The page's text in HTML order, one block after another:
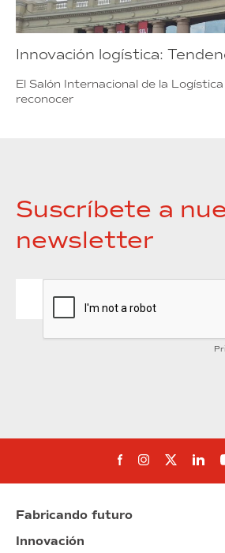
Innovación logística:
El Salón Internacional de la
reconocer
Suscríbete a
newsletter
Síguenos en
Síguenos
Fabricando futuro
Innovación